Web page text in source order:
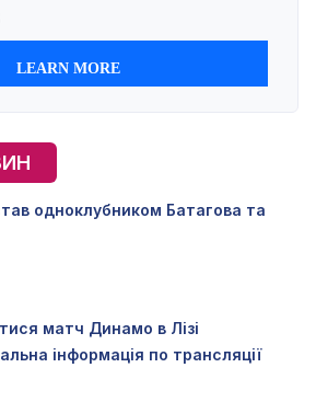
одноклубником Батагова та
матч Динамо в Лізі
інформація по трансляції